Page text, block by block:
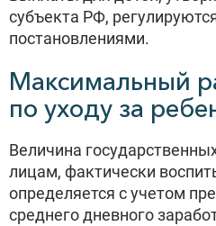
субъекта РФ,
постановлениями.
Максимальный
по уходу за
Величина
лицам, фактически
определяется с учетом
среднего дневного